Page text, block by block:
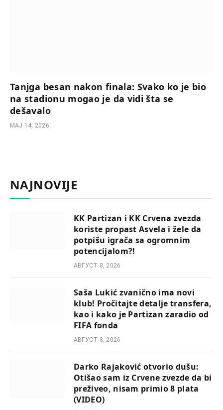
Tanjga besan nakon finala: Svako ko je bio
na stadionu mogao je da vidi šta se
dešavalo
МАЈ 14, 2026
NAJNOVIJE
KK Partizan i KK Crvena zvezda
koriste propast Asvela i žele da
potpišu igrača sa ogromnim
potencijalom?!
АВГУСТ 8, 2026
Saša Lukić zvanično ima novi
klub! Pročitajte detalje transfera,
kao i kako je Partizan zaradio od
FIFA fonda
АВГУСТ 8, 2026
Darko Rajaković otvorio dušu:
Otišao sam iz Crvene zvezde da bi
preživeo, nisam primio 8 plata
(VIDEO)